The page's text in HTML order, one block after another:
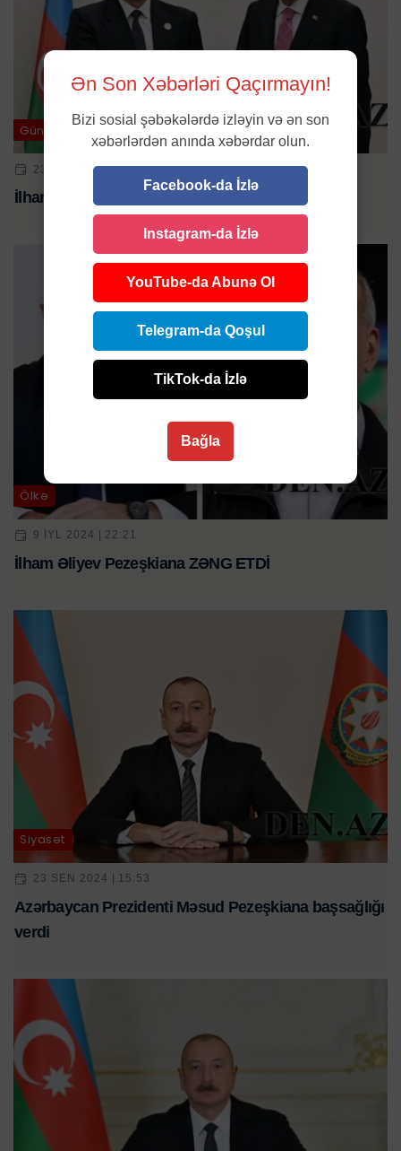
Gündəm
23 YAN 2025 | 12:50
İlham Əliyev Ərdoğana zəng etdi
Ölkə
9 IYL 2024 | 22:21
İlham Əliyev Pezeşkiana ZƏNG ETDİ
Siyasət
23 SEN 2024 | 15:53
Azərbaycan Prezidenti Məsud Pezeşkiana başsağlığı
verdi
Ən Son Xəbərləri Qaçırmayın!
Bizi sosial şəbəkələrdə izləyin və ən son
xəbərlərdən anında xəbərdar olun.
Facebook-da İzlə
Instagram-da İzlə
YouTube-da Abunə Ol
Telegram-da Qoşul
TikTok-da İzlə
Bağla